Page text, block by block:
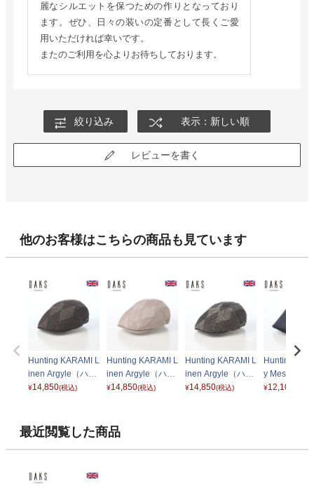
麗なシルエットを保つための作りとなっており
ます。ぜひ、日々の装いの定番として長くご愛
用いただければ幸いです。
またのご利用を心よりお待ちしております。
絞り込み 表示：新しい順
レビューを書く
他のお客様はこちらの商品も見ています
Hunting KARAMI L
inen Argyle（ハン
チング カラミリネ
¥14,850(税込)
Hunting KARAMI L
inen Argyle（ハン
チング カラミリネ
ジュ
¥14,850(税込)
Hunting KARAMI L
inen Argyle（ハン
チング カラミリネ
¥14,850(税込)
Hunting
y Mesh（ハ
グ シャンブ
¥12,100
最近閲覧した商品